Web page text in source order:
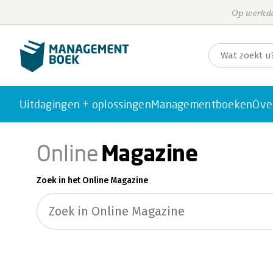
Op
Uitdagingen + oplossingenManagementboeken
OnlineMagazine
Zoek in het Online Magazine